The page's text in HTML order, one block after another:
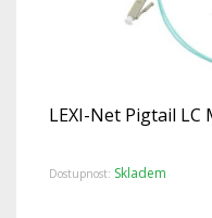
LEXI-Net Pigtail LC
Dostupnost: Skladem